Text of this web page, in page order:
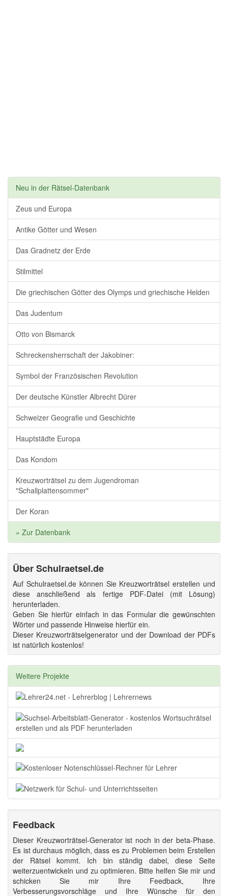
Neu in der Rätsel-Datenbank
Zeus und Europa
Antike Götter und Wesen
Das Gradnetz der Erde
Stilmittel
Die griechischen Götter des Olymps und griechische Helden
Das Judentum
Otto von Bismarck
Schreckensherrschaft der Jakobiner:
Symbol der Französischen Revolution
Der deutsche Künstler Albrecht Dürer
Schweizer Geografie und Geschichte
Hauptstädte Europa
Das Kondom
Kreuzworträtsel zu dem Jugendroman
"Schallplattensommer"
Der Koran
» Zur Datenbank
Über Schulraetsel.de
Auf Schulraetsel.de können Sie Kreuzworträtsel erstellen und
diese anschließend als fertige PDF-Datei (mit Lösung)
herunterladen.
Geben Sie hierfür einfach in das Formular die gewünschten
Wörter und passende Hinweise hierfür ein.
Dieser Kreuzworträtselgenerator und der Download der PDFs
ist natürlich kostenlos!
Weitere Projekte
Feedback
Dieser Kreuzworträtsel-Generator ist noch in der beta-Phase.
Es ist durchaus möglich, dass es zu Problemen beim Erstellen
der Rätsel kommt. Ich bin ständig dabei, diese Seite
weiterzuentwickeln und zu optimieren. Bitte helfen Sie mir und
schicken Sie mir Ihre Feedback, Ihre
Verbesserungsvorschläge und Ihre Wünsche für den